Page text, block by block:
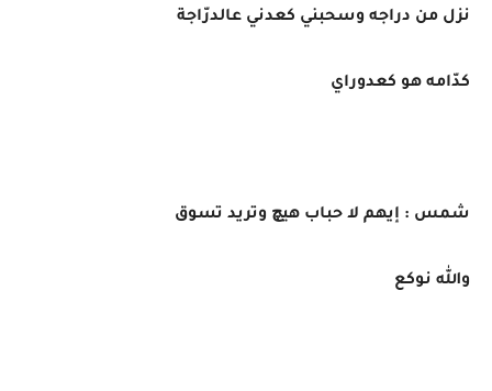
نزل من دراجه وسحبني كعدني عالدرّاجة
كدّامه هو كعدوراي
شمس : إيهم لا حباب هيچ وتريد تسوق
والله نوكع